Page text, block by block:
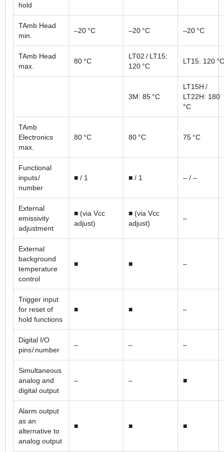
hold
TAmb Head
min.
–20 °C –20 °C –20 °C
TAmb Head
max.
80 °C
LT02 / LT15:
120 °C
LT15: 120 °C
3M: 85 °C
LT15H /
LT22H: 180
°C
TAmb
Electronics
max.
80 °C 80 °C 75 °C
Functional
inputs /
number
■ / 1 ■ / 1 – / –
External
emissivity
adjustment
■ (via Vcc
adjust)
■ (via Vcc
adjust)
–
External
background
temperature
control
■ ■ –
Trigger input
for reset of
hold functions
■ ■ –
Digital I/O
pins / number
– – –
Simultaneous
analog and
digital output
– – ■
Alarm output
as an
alternative to
analog output
■ ■ ■